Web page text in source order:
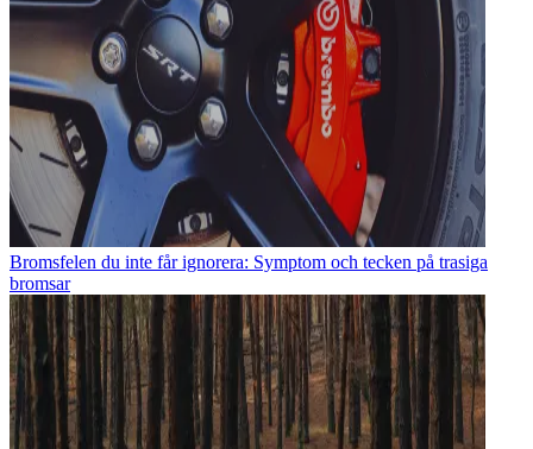
Bromsfelen du inte får ignorera: Symptom och tecken på trasiga
bromsar